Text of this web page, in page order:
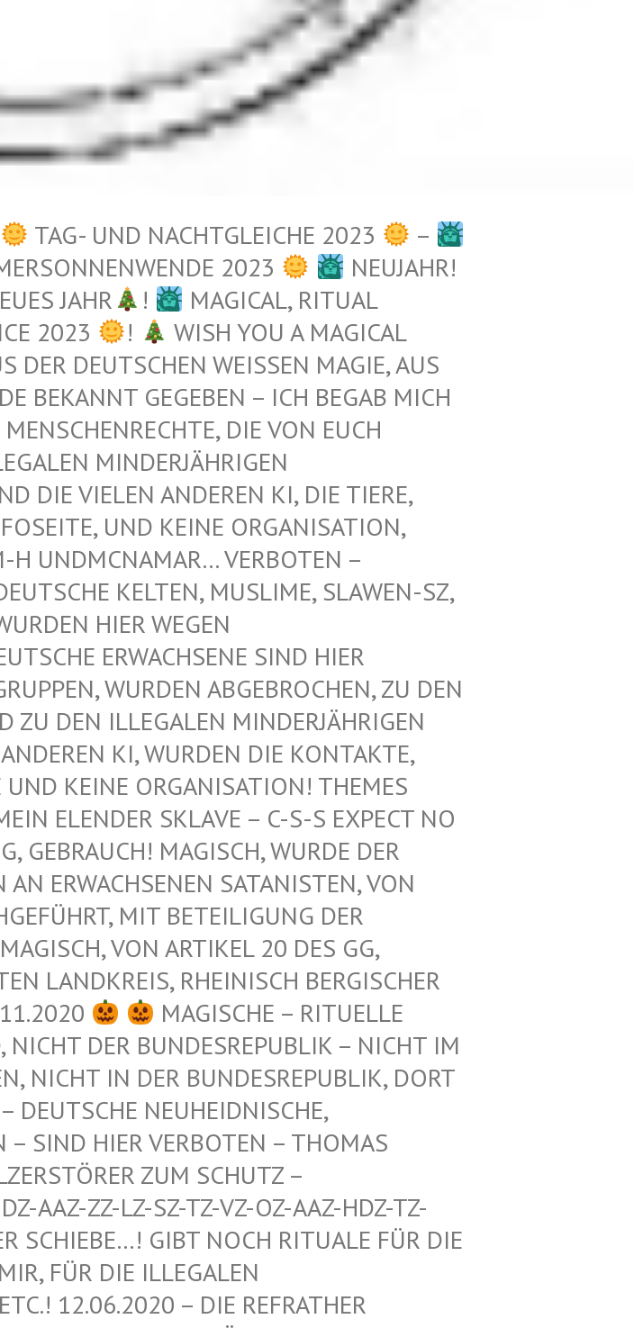
TAG- UND NACHTGLEICHE 2023
–
2023
NEUJAHR!
JAHR
!
MAGICAL, RITUAL
2023
!
WISH YOU A MAGICAL
DER DEUTSCHEN WEISSEN MAGIE, AUS D
GEGEBEN – ICH BEGAB MICH M
DIE VON EUCH E
MINDERJÄHRIGEN Z
VIELEN ANDEREN KI, DIE TIERE, N
UND KEINE ORGANISATION, G
UNDMCNAMAR… VERBOTEN – K
KELTEN, MUSLIME, SLAWEN-SZ, A
HIER WEGEN M
ERWACHSENE SIND HIER V
WURDEN ABGEBROCHEN, ZU DEN V
DEN ILLEGALEN MINDERJÄHRIGEN Z
KI, WURDEN DIE KONTAKTE, N
KEINE ORGANISATION! THEMES F
ELENDER SKLAVE – C-S-S EXPECT NO M
MAGISCH, WURDE DER L
ERWACHSENEN SATANISTEN, VON U
MIT BETEILIGUNG DER K
VON ARTIKEL 20 DES GG, G
LANDKREIS, RHEINISCH BERGISCHER K
MAGISCHE – RITUELLE
DER BUNDESREPUBLIK – NICHT IM E
IN DER BUNDESREPUBLIK, DORT A
NEUHEIDNISCHE, A
HIER VERBOTEN – THOMAS M
ZUM SCHUTZ – W
ZZ-LZ-SZ-TZ-VZ-OZ-AAZ-HDZ-TZ-AA
GIBT NOCH RITUALE FÜR DIE VO
FÜR DIE ILLEGALEN MI
12.06.2020 – DIE REFRATHER SA